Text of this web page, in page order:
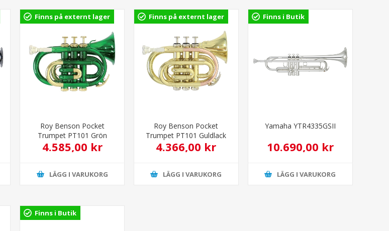
Finns på externt lager
Roy Benson Pocket
Trumpet PT101 Grön
4.585,00 kr
LÄGG I VARUKORG
Finns på externt lager
Roy Benson Pocket
Trumpet PT101 Guldlack
4.366,00 kr
LÄGG I VARUKORG
Finns i Butik
Yamaha YTR4335GSII
10.690,00 kr
LÄGG I VARUKORG
Finns i Butik